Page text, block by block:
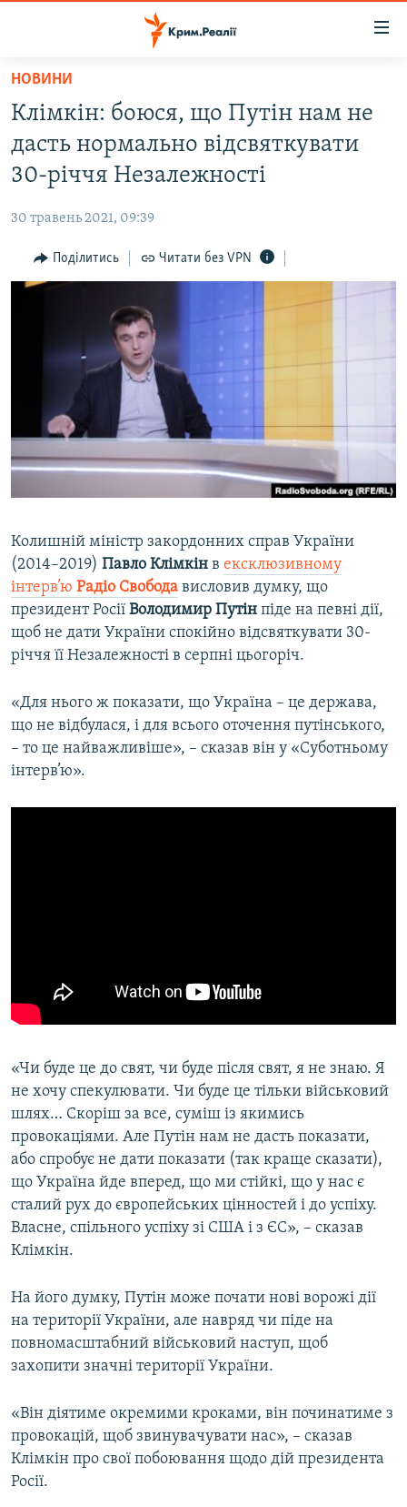
Перейти
основного
матеріалу
Перейти
до
основної
навігації
Перейти
до
ВІДЕО ТА ФОТО
БЛОГИ
ПОГЛЯД
ІНТЕРВ'Ю
СПЕЦПРОЕКТИ
ВІДЕОУРОКИ «ELIFBE»
СВІДЧЕННЯ ОКУПАЦІЇ
ЯК ОБІЙТИ БЛОКУВАННЯ
Русский
Qırımtatar
Усі сайти RFE/RL
НОВИНИ
Клімкін: боюся, що Путін нам не
дасть нормально відсвяткувати
30-річчя Незалежності
30 травень 2021, 09:39
Поділитись Читати без VPN
Колишній міністр закордонних справ України
(2014–2019) Павло Клімкін в ексклюзивному
інтерв’ю Радіо Свобода висловив думку, що
президент Росії Володимир Путін піде на певні дії,
щоб не дати України спокійно відсвяткувати 30-
річчя її Незалежності в серпні цьогоріч.
«Для нього ж показати, що Україна – це держава,
що не відбулася, і для всього оточення путінського,
– то це найважливіше», – сказав він у «Суботньому
інтерв’ю».
«Чи буде це до свят, чи буде після свят, я не знаю. Я
не хочу спекулювати. Чи буде це тільки військовий
шлях… Скоріш за все, суміш із якимись
провокаціями. Але Путін нам не дасть показати,
або спробує не дати показати (так краще сказати),
що Україна йде вперед, що ми стійкі, що у нас є
сталий рух до європейських цінностей і до успіху.
Власне, спільного успіху зі США і з ЄС», – сказав
Клімкін.
На його думку, Путін може почати нові ворожі дії
на території України, але навряд чи піде на
повномасштабний військовий наступ, щоб
захопити значні території України.
«Він діятиме окремими кроками, він починатиме з
провокацій, щоб звинувачувати нас», – сказав
Клімкін про свої побоювання щодо дій президента
Росії.